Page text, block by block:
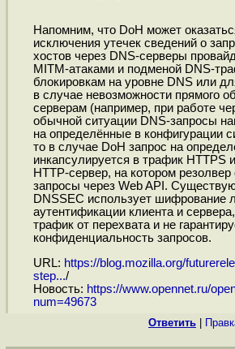
Напомним, что DoH может
исключения утечек сведений о
хостов через DNS-серверы
MITM-атаками и подменой DNS-
блокировкам на уровне DNS или
в случае невозможности прямого
серверам (например, при работе
обычной ситуации DNS-запросы
на определённые в конфигурации
то в случае DoH запрос на
инкапсулируется в трафик HTTPS
HTTP-сервер, на котором
запросы через Web API.
DNSSEC использует шифрование
аутентификации клиента и
трафик от перехвата и не
конфиденциальность запросов.
URL: https://blog.mozilla.org/
step.../
Новость: https://www.opennet.ru/
num=49673
Ответить